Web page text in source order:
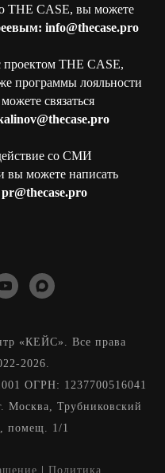
THE CASE, вы можете
info@thecase.pro
проектом THE CASE,
программы лояльности
связаться
со СМИ
вы можете написать
«КЕЙС». Все права
2026.
ОГРН: 1237700516041
Москва, Трубниковский
помещ. 1/1
| Политика